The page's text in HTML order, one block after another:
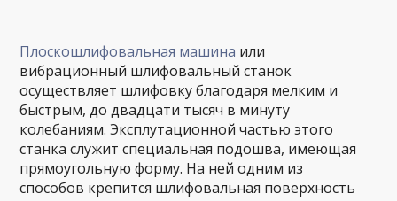
Плоскошлифовальная машина или
вибрационный шлифовальный станок
осуществляет шлифовку благодаря мелким и
быстрым, до двадцати тысяч в минуту
колебаниям. Эксплутационной частью этого
станка служит специальная подошва, имеющая
прямоугольную форму. На ней одним из
способов крепится шлифовальная поверхность